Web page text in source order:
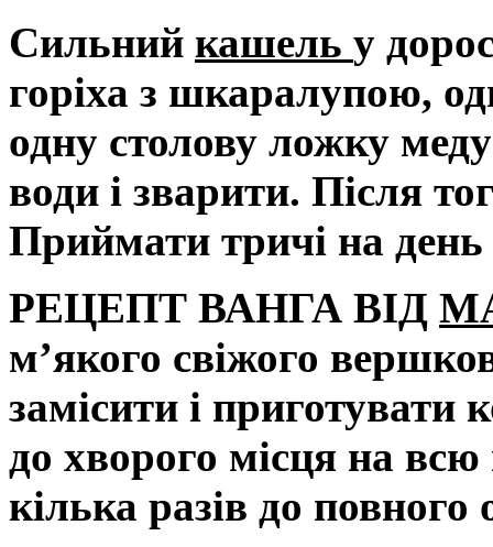
Сильний кашель у
горіха з шкаралупою,
одну столову ложку
води і зварити. Після
Приймати тричі на день
РЕЦЕПТ ВАНГА ВІД
м’якого свіжого
замісити і приготувати
до хворого місця на
кілька разів до